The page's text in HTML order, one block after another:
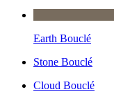
Earth Bouclé
Stone Bouclé
Cloud Bouclé